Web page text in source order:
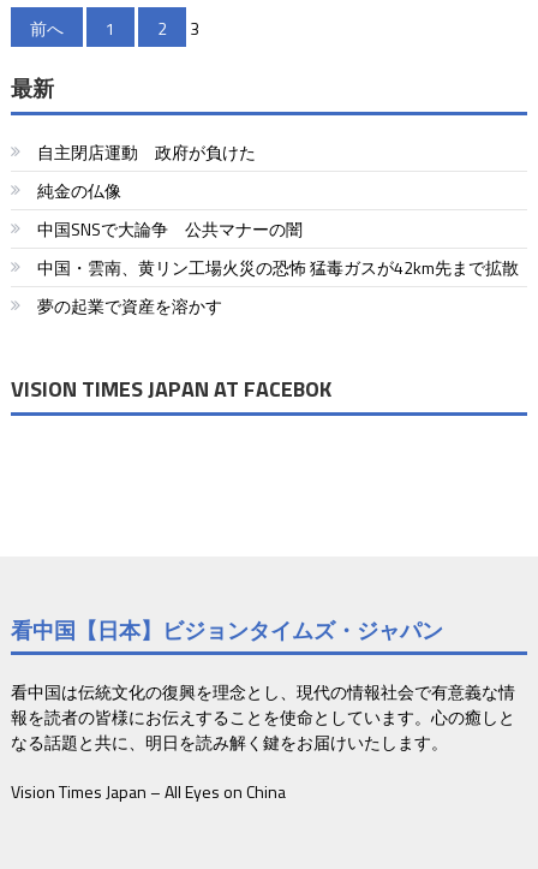
投
稿
の
ペ
ー
ジ
送
り
前へ 1 2 3
最新
自主閉店運動 政府が負けた
純金の仏像
中国SNSで大論争 公共マナーの闇
中国・雲南、黄リン工場火災の恐怖 猛毒ガスが42km先まで拡散
夢の起業で資産を溶かす
VISION TIMES JAPAN AT FACEBOK
看中国【日本】ビジョンタイムズ・ジャパン
看中国は伝統文化の復興を理念とし、現代の情報社会で有意義な情
報を読者の皆様にお伝えすることを使命としています。心の癒しと
なる話題と共に、明日を読み解く鍵をお届けいたします。
Vision Times Japan – All Eyes on China